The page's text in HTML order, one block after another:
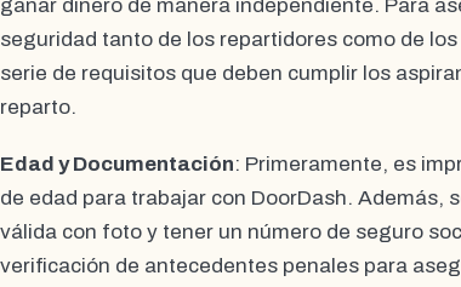
ganar dinero de manera independiente. Para
seguridad tanto de los repartidores como de
serie de requisitos que deben cumplir los
reparto.
Edad y Documentación: Primeramente, es
de edad para trabajar con DoorDash. Además,
válida con foto y tener un número de seguro
verificación de antecedentes penales para